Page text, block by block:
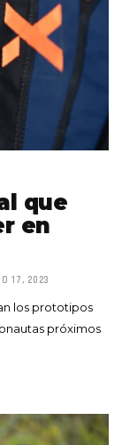
que
en
17, 2023
los prototipos
próximos